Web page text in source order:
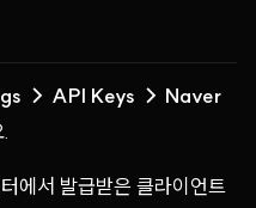
→ API Keys → Naver
에서 발급받은 클라이언트